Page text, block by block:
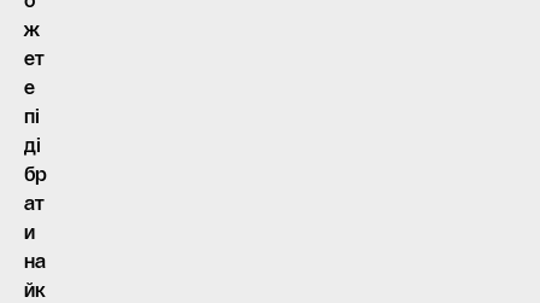
ж
ет
е
пі
ді
бр
ат
и
на
йк